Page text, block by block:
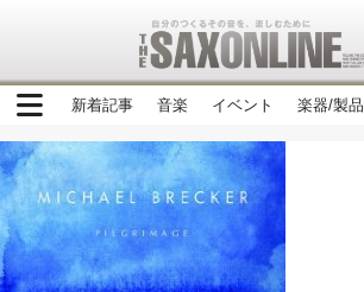
新着記事 音楽 イベント 楽器/製品